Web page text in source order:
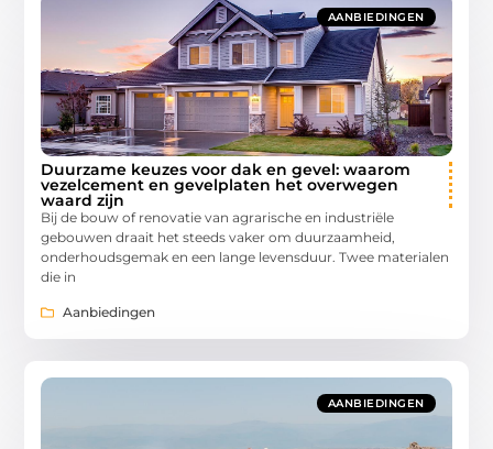
AANBIEDINGEN
Duurzame keuzes voor dak en gevel: waarom
vezelcement en gevelplaten het overwegen
waard zijn
Bij de bouw of renovatie van agrarische en industriële
gebouwen draait het steeds vaker om duurzaamheid,
onderhoudsgemak en een lange levensduur. Twee materialen
die in
Aanbiedingen
AANBIEDINGEN